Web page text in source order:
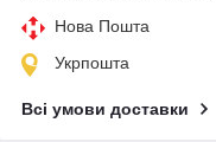
Нова Пошта
Укрпошта
Всі умови доставки